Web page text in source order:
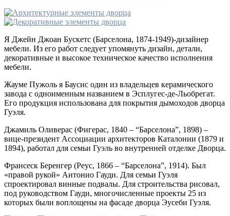
Я Джейн Джоан Бускетс (Барселона, 1874-1949)-дизайнер
мебели. Из его работ следует упомянуть дизайн, детали,
декоративные и высокое техническое качество исполнения
мебели.
Жауме Пужоль я Баусис один из владельцев керамического
завода с одноименным названием в Эсплугес-де-Льобрегат.
Его продукция использована для покрытия дымоходов дворца
Гуэля.
Джамиль Оливерас (Фигерас, 1840 – “Барселона”, 1898) –
вице-президент Ассоциации архитекторов Каталонии (1879 и
1894), работал для семьи Гуэль во внутренней отделке Дворца.
Франсеск Беренгер (Реус, 1866 – “Барселона”, 1914). Был
«правой рукой» Антонио Гауди. Для семьи Гуэля
спроектировал винные подвалы. Для строительства рисовал,
под руководством Гауди, многочисленные проекты 25 из
которых были воплощены на фасаде дворца Эусеби Гуэля.